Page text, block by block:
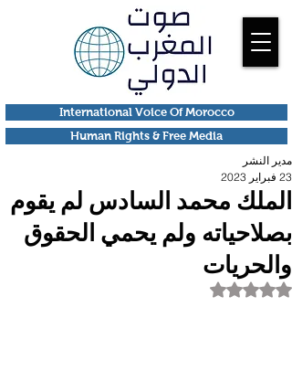
Human Rights & Free Media
International Voice Of Morocco
الملك محمد السادس لم يقوم
بصلاحياته ولم يحمي الحقوق
والحريات
مدير النشر
23 فبراير 2023
تم التقييم بـ ليس رقمًا من أصل 5 نجوم.